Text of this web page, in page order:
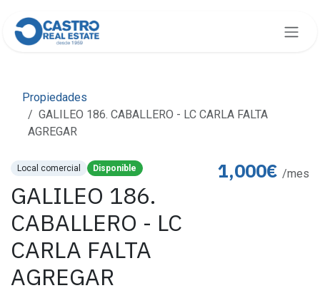
Propiedades
GALILEO 186. CABALLERO - LC CARLA FALTA
AGREGAR
Local comercial Disponible
GALILEO 186.
CABALLERO - LC
CARLA FALTA
AGREGAR
1,000€ /mes